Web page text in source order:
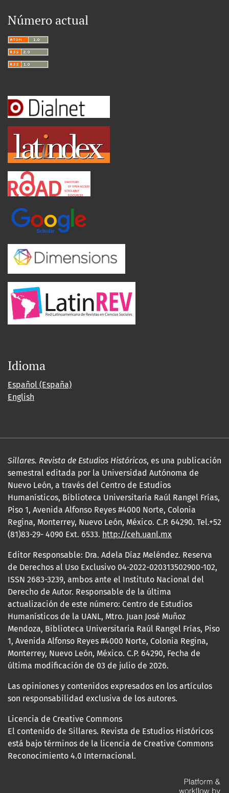
Número actual
Idioma
Español (España)
English
Sillares. Revista de Estudios Históricos, es una publicación
semestral editada por la Universidad Autónoma de
Nuevo León, a través del Centro de Estudios
Humanísticos, Biblioteca Universitaria Raúl Rangel Frías,
Piso 1, Avenida Alfonso Reyes #4000 Norte, Colonia
Regina, Monterrey, Nuevo León, México. C.P. 64290. Tel.+52
(81)83-29- 4090 Ext. 6533. http://ceh.uanl.mx
Editor Responsable: Dra. Adela Díaz Meléndez. Reserva
de Derechos al Uso Exclusivo 04-2022-020313502900-102,
ISSN 2683-3239, ambos ante el Instituto Nacional del
Derecho de Autor. Responsable de la última
actualización de este número: Centro de Estudios
Humanísticos de la UANL, Mtro. Juan José Muñoz
Mendoza, Biblioteca Universitaria Raúl Rangel Frías, Piso
1, Avenida Alfonso Reyes #4000 Norte, Colonia Regina,
Monterrey, Nuevo León, México. C.P. 64290, Fecha de
última modificación de 03 de julio de 2026.
Las opiniones y contenidos expresados en los artículos
son responsabilidad exclusiva de los autores.
Licencia de Creative Commons
El contenido de Sillares. Revista de Estudios Históricos
está bajo términos de la licencia de Creative Commons
Reconocimiento 4.0 Internacional.